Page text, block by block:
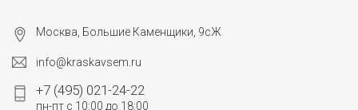
Москва, Большие Каменщики, 9сЖ
info@kraskavsem.ru
+7 (495) 021-24-22
пн-пт с 10:00 до 18:00